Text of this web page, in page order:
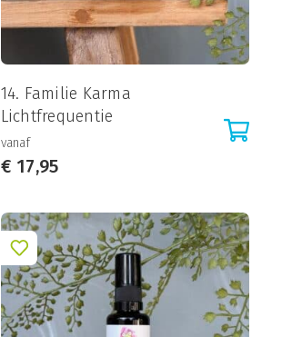
14. Familie Karma
Lichtfrequentie
vanaf
€ 17,95